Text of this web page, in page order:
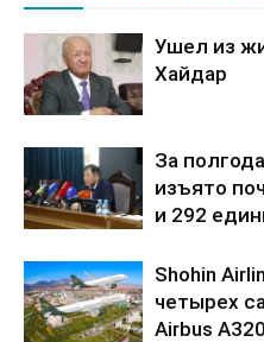
Ушел из
Хайдар
За
изъято
и 292
Shohin
четырех
Airbus